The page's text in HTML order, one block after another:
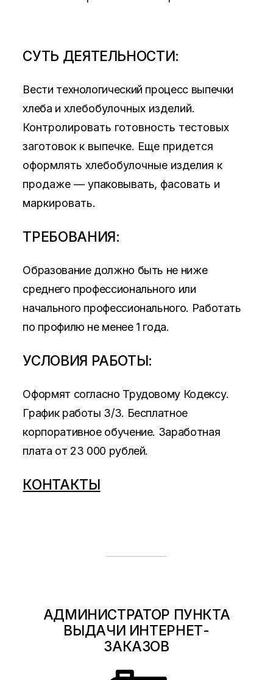
СУТЬ ДЕЯТЕЛЬНОСТИ:
Вести технологический процесс выпечки
хлеба и хлебобулочных изделий.
Контролировать готовность тестовых
заготовок к выпечке. Еще придется
оформлять хлебобулочные изделия к
продаже —упаковывать, фасовать и
маркировать.
ТРЕБОВАНИЯ:
Образование должно быть не ниже
среднего профессионального или
начального профессионального. Работать
по профилю не менее 1 года.
УСЛОВИЯ РАБОТЫ:
Оформят согласно Трудовому Кодексу.
График работы 3/3. Бесплатное
корпоративное обучение. Заработная
плата от 23 000 рублей.
КОНТАКТЫ
АДМИНИСТРАТОР ПУНКТА
ВЫДАЧИ ИНТЕРНЕТ-
ЗАКАЗОВ